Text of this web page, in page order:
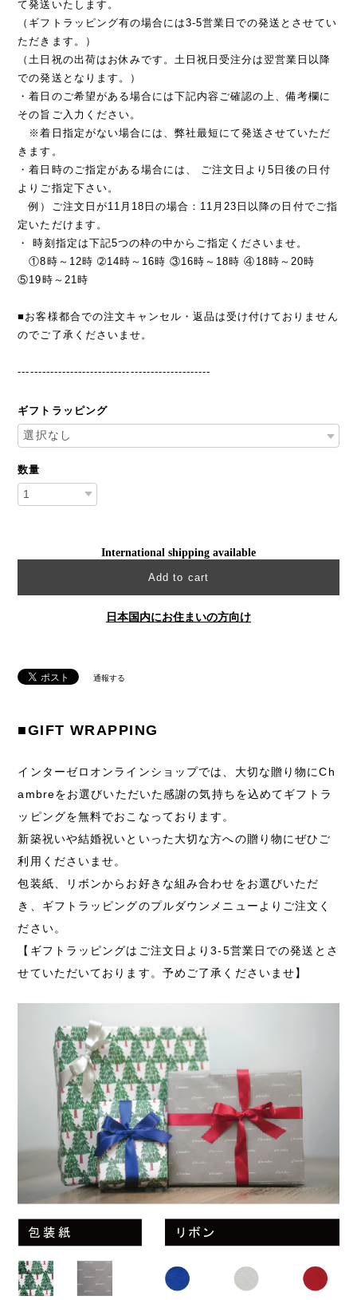
て発送いたします。
（ギフトラッピング有の場合には3-5営業日での発送とさせてい
ただきます。）
（土日祝の出荷はお休みです。土日祝日受注分は翌営業日以降
での発送となります。）
・着日のご希望がある場合には下記内容ご確認の上、備考欄に
その旨ご入力ください。
※着日指定がない場合には、弊社最短にて発送させていただ
きます。
・着日時のご指定がある場合には、 ご注文日より5日後の日付
よりご指定下さい。
例）ご注文日が11月18日の場合：11月23日以降の日付でご指
定いただけます。
・ 時刻指定は下記5つの枠の中からご指定くださいませ。
①8時～12時 ➁14時～16時 ③16時～18時 ④18時～20時
⑤19時～21時
■お客様都合での注文キャンセル・返品は受け付けておりません
のでご了承くださいませ。
------------------------------------------------
ギフトラッピング
数量
International shipping available
Add to cart
日本国内にお住まいの方向け
通報する
■GIFT WRAPPING
インターゼロオンラインショップでは、大切な贈り物にCh
ambreをお選びいただいた感謝の気持ちを込めてギフトラ
ッピングを無料でおこなっております。
新築祝いや結婚祝いといった大切な方への贈り物にぜひご
利用くださいませ。
包装紙、リボンからお好きな組み合わせをお選びいただ
き、ギフトラッピングのプルダウンメニューよりご注文く
ださい。
【ギフトラッピングはご注文日より3-5営業日での発送とさ
せていただいております。予めご了承くださいませ】